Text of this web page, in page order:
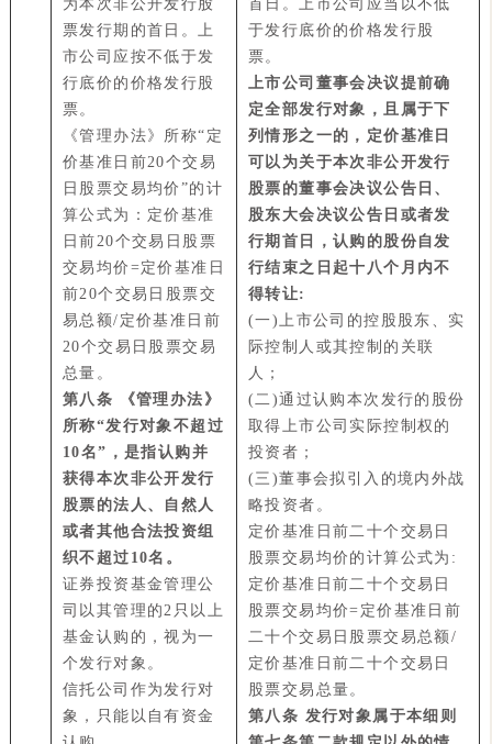
为本次非公开发行股
票发行期的首日。上
市公司应按不低于发
行底价的价格发行股
票。
《管理办法》所称“定
价基准日前20个交易
日股票交易均价”的计
算公式为：定价基准
日前20个交易日股票
交易均价=定价基准日
前20个交易日股票交
易总额/定价基准日前
20个交易日股票交易
总量。
第八条
《管理办法》
所称“发行对象不超过
10名”，是指认购并
获得本次非公开发行
股票的法人、自然人
或者其他合法投资组
织不超过10名。
证券投资基金管理公
司以其管理的2只以上
基金认购的，视为一
个发行对象。
信托公司作为发行对
象，只能以自有资金
首日。上市公司应当以不低
于发行底价的价格发行股
票。
上市公司董事会决议提前确
定全部发行对象，且属于下
列情形之一的，定价基准日
可以为关于本次非公开发行
股票的董事会决议公告日、
股东大会决议公告日或者发
行期首日，认购的股份自发
行结束之日起十八个月内不
得转让:
(一)上市公司的控股股东、实
际控制人或其控制的关联
人；
(二)通过认购本次发行的股份
取得上市公司实际控制权的
投资者；
(三)董事会拟引入的境内外战
略投资者。
定价基准日前二十个交易日
股票交易均价的计算公式为:
定价基准日前二十个交易日
股票交易均价=定价基准日前
二十个交易日股票交易总额/
定价基准日前二十个交易日
股票交易总量。
第八条 发行对象属于本细则